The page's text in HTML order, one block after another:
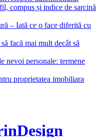
compus și indice de sarcină
– Iată ce o face diferită cu
facă mai mult decât să
nevoi personale: termene
proprietatea imobiliara